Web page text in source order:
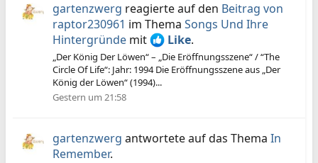
gartenzwerg reagierte auf den Beitrag von
raptor230961 im Thema Songs Und Ihre
Hintergründe mit Like.
„Der König Der Löwen“ – „Die Eröffnungsszene“ / “The
Circle Of Life“: Jahr: 1994 Die Eröffnungsszene aus „Der
König der Löwen“ (1994)...
Gestern um 21:58
gartenzwerg antwortete auf das Thema In
Remember.